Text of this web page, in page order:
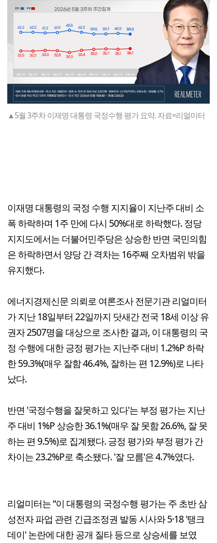
▲5월 3주차 이재명 대통령 국정수행 평가 요약. 자료=리얼미터
이재명 대통령의 국정 수행 지지율이 지난주 대비 소
폭 하락하며 1주 만에 다시 50%대로 하락했다. 정당
지지도에서는 더불어민주당은 상승한 반면 국민의힘
은 하락하면서 양당 간 격차는 16주째 오차범위 밖을
유지했다.
에너지경제신문 의뢰로 여론조사 전문기관 리얼미터
가 지난 18일부터 22일까지 닷새간 전국 18세 이상 유
권자 2507명을 대상으로 조사한 결과, 이 대통령의 국
정 수행에 대한 긍정 평가는 지난주 대비 1.2%P 하락
한 59.3%(매우 잘함 46.4%, 잘하는 편 12.9%)로 나타
났다.
반면 '국정수행을 잘못하고 있다'는 부정 평가는 지난
주 대비 1%P 상승한 36.1%(매우 잘 못함 26.6%, 잘 못
하는 편 9.5%)로 집계됐다. 긍정 평가와 부정 평가 간
차이는 23.2%P로 축소됐다. '잘 모름'은 4.7%였다.
리얼미터는 “이 대통령의 국정수행 평가는 주 초반 삼
성전자 파업 관련 긴급조정권 발동 시사와 5·18 '탱크
데이' 논란에 대한 공개 질타 등으로 상승세를 보였